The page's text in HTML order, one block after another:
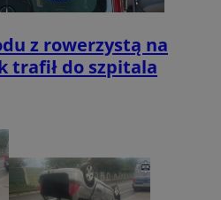
z rowerzystą na
trafił do szpitala